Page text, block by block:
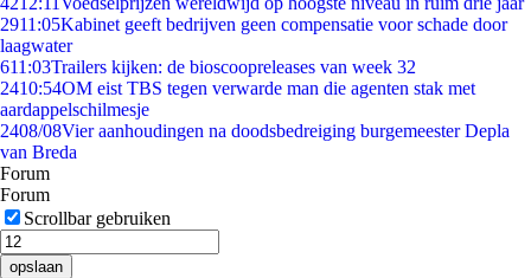
2911:05Kabinet geeft bedrijven geen compensatie voor schade door
laagwater
611:03Trailers kijken: de bioscoopreleases van week 32
2410:54OM eist TBS tegen verwarde man die agenten stak met
aardappelschilmesje
2408/08Vier aanhoudingen na doodsbedreiging burgemeester Depla
van Breda
Forum
Forum
Scrollbar gebruiken
opslaan